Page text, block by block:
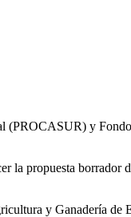
(PROCASUR) y
la propuesta borrador
y Ganadería de